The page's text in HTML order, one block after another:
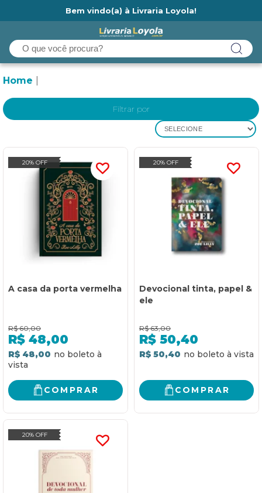
Bem vindo(a) à Livraria Loyola!
Home
Filtrar por
SELECIONE
20% OFF
A casa da porta vermelha
R$ 60,00
R$ 48,00
R$ 48,00
COMPRAR
20% OFF
Devocional tinta, papel &
ele
R$ 63,00
R$ 50,40
R$ 50,40
COMPRAR
20% OFF